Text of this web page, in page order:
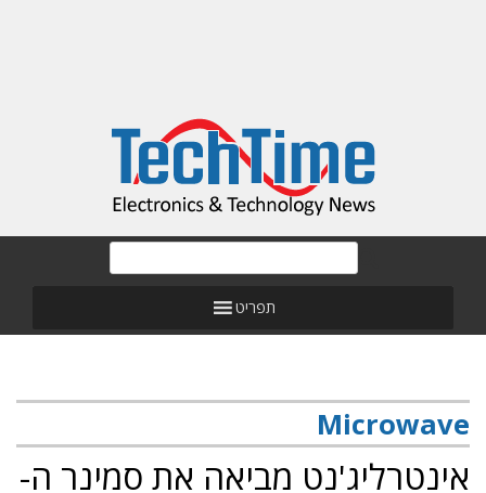
תפריט
Microwave
אינטרליג'נט מביאה את סמינר ה-